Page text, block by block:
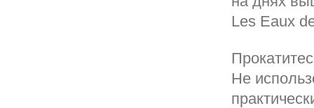
Les Eaux
Не